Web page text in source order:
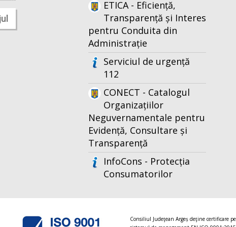
ETICA - Eficiență,
Transparență și Interes
pentru Conduita din
Administrație
Serviciul de urgență
112
CONECT - Catalogul
Organizațiilor
Neguvernamentale pentru
Evidență, Consultare și
Transparență
InfoCons - Protecția
Consumatorilor
Consiliul Judeţean Argeș deţine certificare